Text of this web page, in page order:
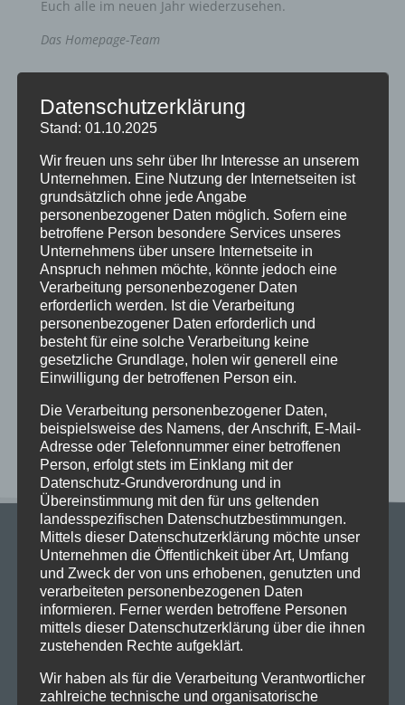
Euch alle im neuen Jahr wiederzusehen.
Das Homepage-Team
Neueste Beiträge
Anmeldung für die Übermittagsbetreuung im
Schuljahr 26/27
Wir verabschieden Herrn Windt in den Ruhestand
Kunst und Kultur bei den alten Griechen
Vorstellungen des Literaturkurses „Darstellendes
Spiel“ in der Aula am Ostwall
Begrüßungsnachmittag am StG: Ein Nachmittag
voller Vorfreude, Gemeinschaft und kühler Brisen
Neueste Kommentare
Stadtgymnasium Dortmund
Adresse: Heiliger Weg 25, 44135 Dortmund
Fax: 0231-50 10 769
Datenschutzerklärung
Stand: 01.10.2025
Wir freuen uns sehr über Ihr Interesse an unserem
Unternehmen. Eine Nutzung der Internetseiten ist
grundsätzlich ohne jede Angabe
personenbezogener Daten möglich. Sofern eine
betroffene Person besondere Services unseres
Unternehmens über unsere Internetseite in
Anspruch nehmen möchte, könnte jedoch eine
Verarbeitung personenbezogener Daten
erforderlich werden. Ist die Verarbeitung
personenbezogener Daten erforderlich und
besteht für eine solche Verarbeitung keine
gesetzliche Grundlage, holen wir generell eine
Einwilligung der betroffenen Person ein.
Die Verarbeitung personenbezogener Daten,
beispielsweise des Namens, der Anschrift, E-Mail-
Adresse oder Telefonnummer einer betroffenen
Person, erfolgt stets im Einklang mit der
Datenschutz-Grundverordnung und in
Übereinstimmung mit den für uns geltenden
landesspezifischen Datenschutzbestimmungen.
Mittels dieser Datenschutzerklärung möchte unser
Unternehmen die Öffentlichkeit über Art, Umfang
und Zweck der von uns erhobenen, genutzten und
verarbeiteten personenbezogenen Daten
informieren. Ferner werden betroffene Personen
mittels dieser Datenschutzerklärung über die ihnen
zustehenden Rechte aufgeklärt.
Wir haben als für die Verarbeitung Verantwortlicher
zahlreiche technische und organisatorische